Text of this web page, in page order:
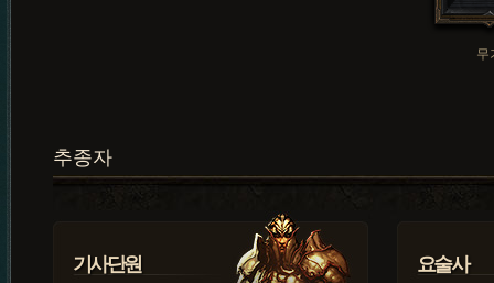
무
추종자
기사단원 요술사